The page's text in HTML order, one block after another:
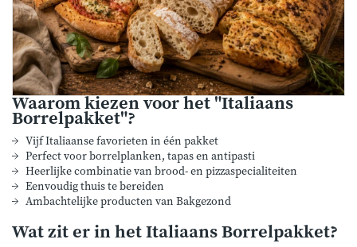
Waarom kiezen voor het "Italiaans
Borrelpakket"?
Vijf Italiaanse favorieten in één pakket
Perfect voor borrelplanken, tapas en antipasti
Heerlijke combinatie van brood- en pizzaspecialiteiten
Eenvoudig thuis te bereiden
Ambachtelijke producten van Bakgezond
Wat zit er in het Italiaans Borrelpakket?